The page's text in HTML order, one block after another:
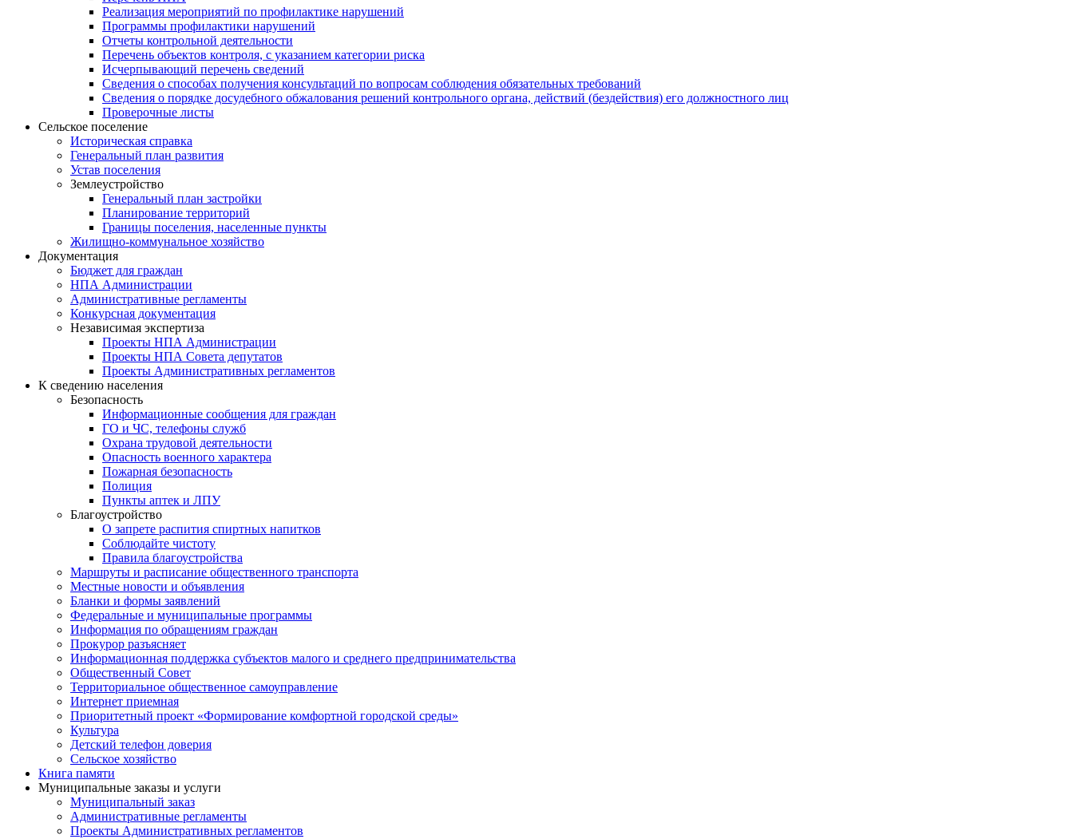
Реализация мероприятий по профилактике нарушений
Программы профилактики нарушений
Отчеты контрольной деятельности
Перечень объектов контроля, с указанием категории риска
Исчерпывающий перечень сведений
Сведения о способах получения консультаций по вопросам соблюдения обязательных требований
Сведения о порядке досудебного обжалования решений контрольного органа, действий (бездействия) его должностного лиц
Проверочные листы
Сельское поселение
Историческая справка
Генеральный план развития
Устав поселения
Землеустройство
Генеральный план застройки
Планирование территорий
Границы поселения, населенные пункты
Жилищно-коммунальное хозяйство
Документация
Бюджет для граждан
НПА Администрации
Административные регламенты
Конкурсная документация
Независимая экспертиза
Проекты НПА Администрации
Проекты НПА Совета депутатов
Проекты Административных регламентов
К сведению населения
Безопасность
Информационные сообщения для граждан
ГО и ЧС, телефоны служб
Охрана трудовой деятельности
Опасность военного характера
Пожарная безопасность
Полиция
Пункты аптек и ЛПУ
Благоустройство
О запрете распития спиртных напитков
Соблюдайте чистоту
Правила благоустройства
Маршруты и расписание общественного транспорта
Местные новости и объявления
Бланки и формы заявлений
Федеральные и муниципальные программы
Информация по обращениям граждан
Прокурор разъясняет
Информационная поддержка субъектов малого и среднего предпринимательства
Общественный Совет
Территориальное общественное самоуправление
Интернет приемная
Приоритетный проект «Формирование комфортной городской среды»
Культура
Детский телефон доверия
Сельское хозяйство
Книга памяти
Муниципальные заказы и услуги
Муниципальный заказ
Административные регламенты
Проекты Административных регламентов